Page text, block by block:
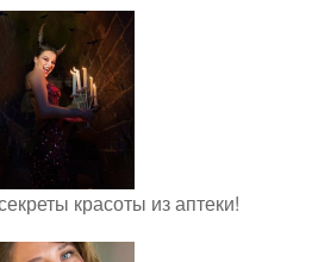
красоты из аптеки!